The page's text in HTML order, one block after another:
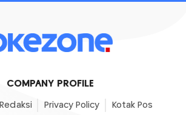
COMPANY PROFILE
Redaksi Privacy Policy Kotak Pos